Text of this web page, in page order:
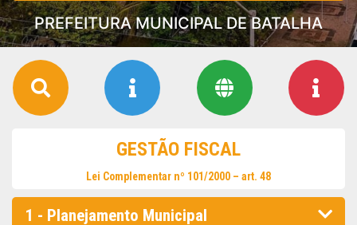
PREFEITURA MUNICIPAL DE BATALHA
GESTÃO FISCAL
Lei Complementar nº 101/2000 – art. 48
1 - Planejamento Municipal